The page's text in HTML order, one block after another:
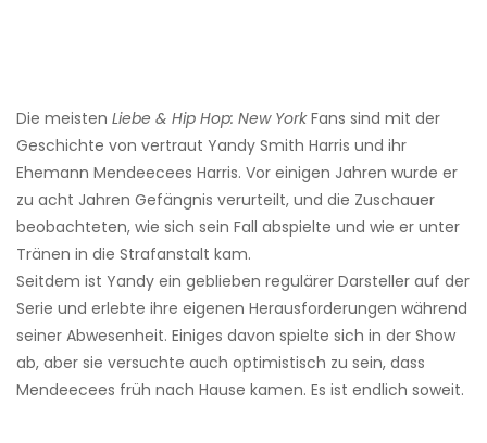
Die meisten Liebe & Hip Hop: New YorkFans sind mit der
Geschichte von vertraut Yandy Smith Harris und ihr
Ehemann Mendeecees Harris. Vor einigen Jahren wurde er
zu acht Jahren Gefängnis verurteilt, und die Zuschauer
beobachteten, wie sich sein Fall abspielte und wie er unter
Tränen in die Strafanstalt kam.
Seitdem ist Yandy ein geblieben regulärer Darsteller auf der
Serie und erlebte ihre eigenen Herausforderungen während
seiner Abwesenheit. Einiges davon spielte sich in der Show
ab, aber sie versuchte auch optimistisch zu sein, dass
Mendeecees früh nach Hause kamen. Es ist endlich soweit.